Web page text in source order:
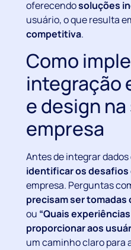
oferecendosoluções
usuário, o que resulta
competitiva.
Como
integração
e design na
empresa
Antes de integrar
identificar os
empresa. Perguntas
precisam ser tomadas
ou “Quais
proporcionar aos
um caminho claro para